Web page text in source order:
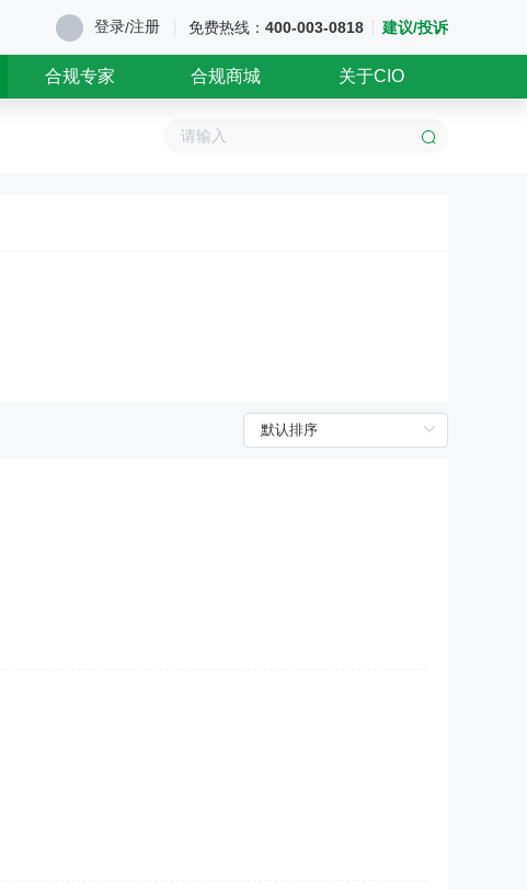
登录/注册 免费热线： 400-003-0818 建议/投诉
合规专家 合规商城 关于CIO